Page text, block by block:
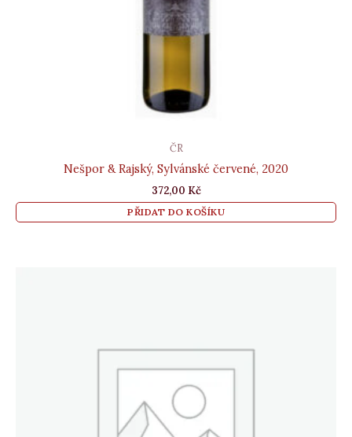
ČR
Nešpor & Rajský, Sylvánské červené, 2020
372,00 Kč
PŘIDAT DO KOŠÍKU